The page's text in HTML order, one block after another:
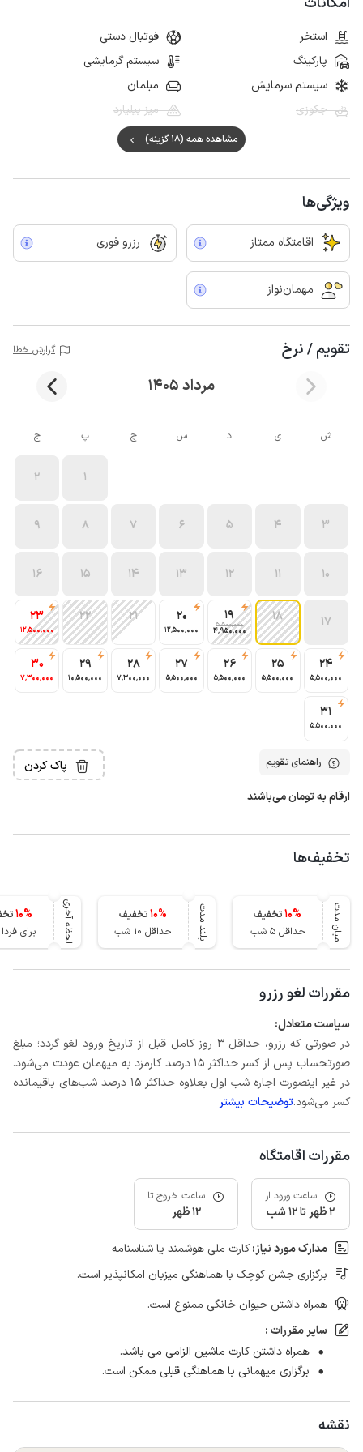
استخر
فوتبال دستی
پارکینگ
سیستم گرمایشی
سیستم سرمایش
مبلمان
جکوزی
میز بیلیارد
مشاهده همه (18 گزینه)
ویژگی‌ها
اقامتگاه ممتاز رزرو فوری
مهمان‌نواز
تقویم / نرخ گزارش خطا
مرداد 1405
ش ی د س چ پ ج
1
2
3
4
5
6
7
8
9
10
11
12
13
14
15
16
17
18
19
5٬500٬000
4٬950٬000
20
12٬500٬000
21
22
23
12٬500٬000
24
5٬500٬000
25
5٬500٬000
26
5٬500٬000
27
5٬500٬000
28
7٬300٬000
29
10٬500٬000
30
7٬300٬000
31
5٬500٬000
راهنمای تقویم پاک کردن
ارقام به تومان می‌باشند
تخفیف‌ها
میان مدت 10%
تخفیف
حداقل 5 شب
بلند مدت 10%
تخفیف
حداقل 10 شب
لحظه آخری 10%
برای
مقررات لغو رزرو
سیاست متعادل:
در صورتی که رزرو، حداقل 3 روز کامل قبل از تاریخ ورود لغو گردد؛ مبلغ
صورتحساب پس از کسر حداکثر 15 درصد کارمزد به میهمان عودت می‌شود.
در غیر اینصورت اجاره شب اول بعلاوه حداکثر 15 درصد شب‌های باقیمانده
کسر می‌شود.توضیحات بیشتر
مقررات اقامتگاه
ساعت ورود از
2 ظهر تا 12 شب
ساعت خروج تا
12 ظهر
مدارک مورد نیاز:کارت ملی هوشمند یا شناسنامه
برگزاری جشن کوچک با هماهنگی میزبان امکانپذیر است.
همراه داشتن حیوان خانگی ممنوع است.
سایر مقررات :
همراه داشتن کارت ماشین الزامی می باشد.
برگزاری میهمانی با هماهنگی قبلی ممکن است.
نقشه